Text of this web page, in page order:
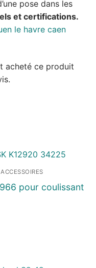
pose dans les
et certifications.
acheté ce produit
pour coulissant